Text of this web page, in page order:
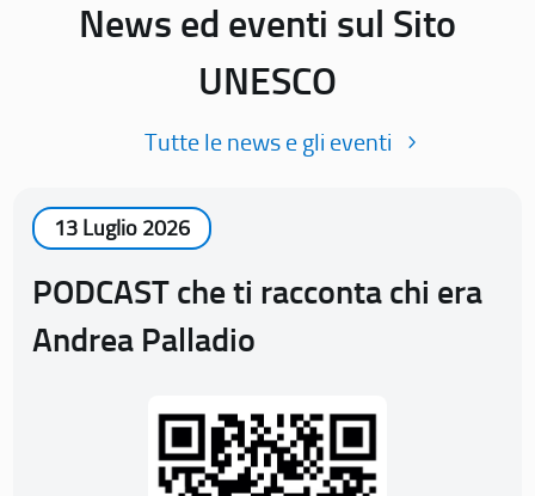
News ed eventi sul Sito
UNESCO
Tutte le news e gli eventi
13 Luglio 2026
PODCAST che ti racconta chi era
Andrea Palladio